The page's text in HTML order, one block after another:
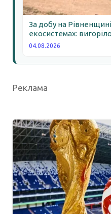
За добу на
екосистемах:
04.08.2026
Реклама